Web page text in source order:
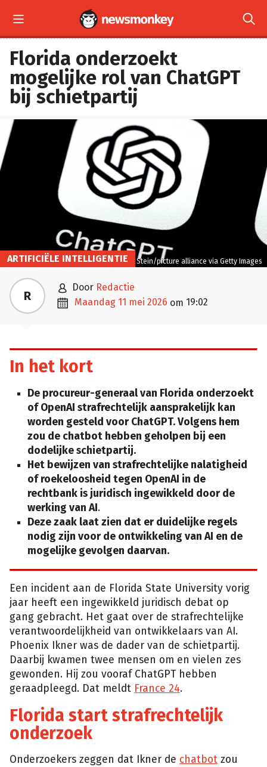
 
Florida onderzoekt
mogelijke rol van ChatGPT
bij schietpartij
Silas Stein/picture alliance via Getty Images
ARTIFICIËLE INTELLIGENTIE
R  door Redactie
 maandag 11 mei 2026 om 19:02
In het kort
De procureur-generaal van Florida onderzoekt
of OpenAI strafrechtelijk aansprakelijk kan
worden gesteld voor ChatGPT. Volgens hem
zou de chatbot hebben geholpen bij een
dodelijke schietpartij.
Het bewijzen van strafrechtelijke nalatigheid
of roekeloosheid tegen OpenAI in de
rechtbank is juridisch ingewikkeld door de
werking van AI .
Deze zaak laat zien dat er duidelijke regels
nodig zijn voor de ontwikkeling van AI en de
mogelijke gevolgen daarvan.
Een incident aan de Florida State University vorig
jaar heeft een ingewikkeld juridisch debat op
gang gebracht. Het gaat over de strafrechtelijke
verantwoordelijkheid van ontwikkelaars van AI.
Phoenix Ikner was de dader van de schietpartij.
Daarbij kwamen twee mensen om en vielen zes
gewonden. Hij zou vooraf ChatGPT hebben
geraadpleegd. Dat meldt France 24.
Florida start strafrechtelijk
onderzoek
Onderzoekers zeggen dat Ikner de chatbot zou